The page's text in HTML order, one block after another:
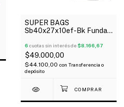
SUPER BAGS
Sb40x27x10ef-Bk Funda
Multiefectos Acolchada
10Mm
6 cuotas sin interés de$8.166,67
$49.000,00
$44.100,00 con Transferencia o
depósito